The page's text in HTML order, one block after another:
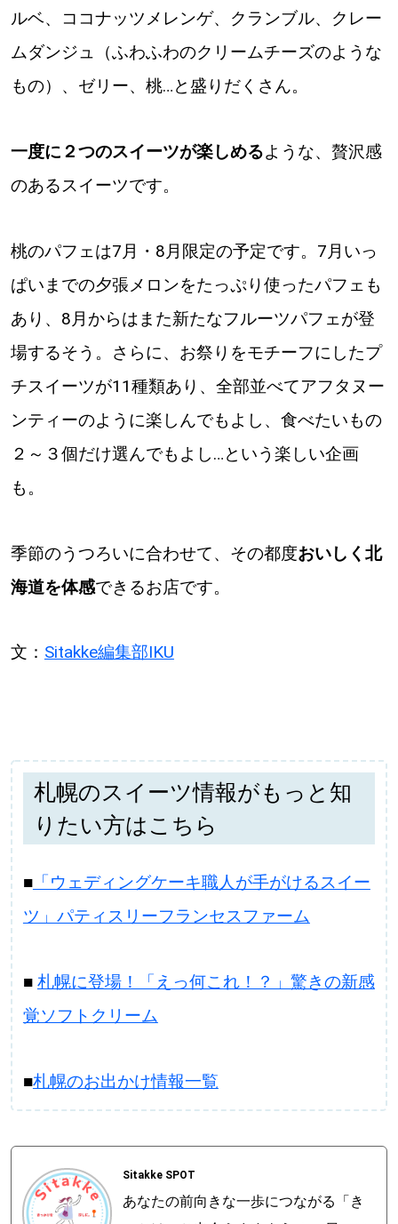
ルベ、ココナッツメレンゲ、クランブル、クレー
ムダンジュ（ふわふわのクリームチーズのような
もの）、ゼリー、桃…と盛りだくさん。
一度に２つのスイーツが楽しめるような、贅沢感
のあるスイーツです。
桃のパフェは7月・8月限定の予定です。7月いっ
ぱいまでの夕張メロンをたっぷり使ったパフェも
あり、8月からはまた新たなフルーツパフェが登
場するそう。さらに、お祭りをモチーフにしたプ
チスイーツが11種類あり、全部並べてアフタヌー
ンティーのように楽しんでもよし、食べたいもの
２～３個だけ選んでもよし…という楽しい企画
も。
季節のうつろいに合わせて、その都度おいしく北
海道を体感できるお店です。
文： Sitakke編集部IKU
札幌のスイーツ情報がもっと知
りたい方はこちら
■「ウェディングケーキ職人が手がけるスイー
ツ」パティスリーフランセスファーム
■ 札幌に登場！「えっ何これ！？」驚きの新感
覚ソフトクリーム
■札幌のお出かけ情報一覧
Sitakke SPOT
あなたの前向きな一歩につながる「き